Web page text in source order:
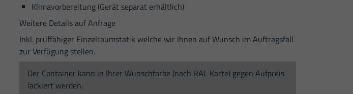
Klimavorbereitung (Gerät separat erhältlich)
Weitere Details auf Anfrage
Inkl. prüffähiger Einzelraumstatik welche wir Ihnen auf Wunsch im Auftragsfall
zur Verfügung stellen.
Der Container kann in Ihrer Wunschfarbe (nach RAL Karte) gegen Aufpreis
lackiert werden.